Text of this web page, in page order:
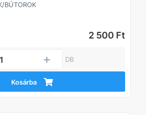
BÚTOROK
2 500 Ft
DB
Kosárba